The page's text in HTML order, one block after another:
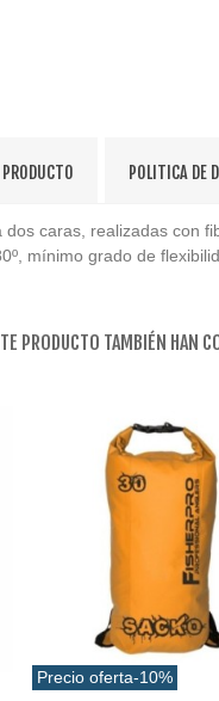
PRODUCTO POLITICA DE
caras, realizadas con
mínimo grado de
PRODUCTO TAMBIÉN HAN
Precio oferta-10%